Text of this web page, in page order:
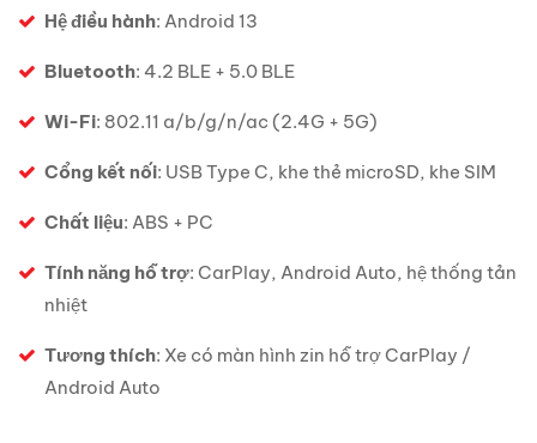
Hệ điều hành: Android 13
Bluetooth: 4.2 BLE + 5.0 BLE
Wi-Fi: 802.11 a/b/g/n/ac (2.4G + 5G)
Cổng kết nối: USB Type C, khe thẻ microSD, khe SIM
Chất liệu: ABS + PC
Tính năng hỗ trợ: CarPlay, Android Auto, hệ thống tản
nhiệt
Tương thích: Xe có màn hình zin hỗ trợ CarPlay /
Android Auto